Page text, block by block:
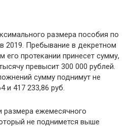
размера пособия по
2019. Пребывание в декретном
его протекании принесет сумму,
превысит 300 000 рублей.
сумму поднимут не
и 417 233,86 руб.
размера ежемесячного
не поднимется выше